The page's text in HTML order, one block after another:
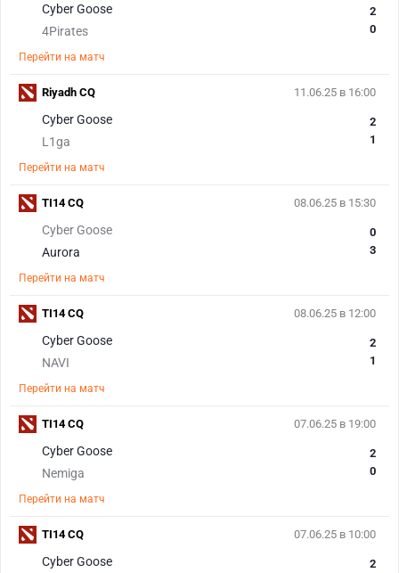
Cyber Goose
4Pirates
2
0
Перейти на матч
11.06.25 в 16:00
Cyber Goose
L1ga
2
1
Перейти на матч
Riyadh CQ
08.06.25 в 15:30
Cyber Goose
Aurora
0
3
Перейти на матч
TI14 CQ
08.06.25 в 12:00
Cyber Goose
NAVI
2
1
Перейти на матч
TI14 CQ
07.06.25 в 19:00
Cyber Goose
Nemiga
2
0
Перейти на матч
TI14 CQ
07.06.25 в 10:00
Cyber Goose
2
TI14 CQ